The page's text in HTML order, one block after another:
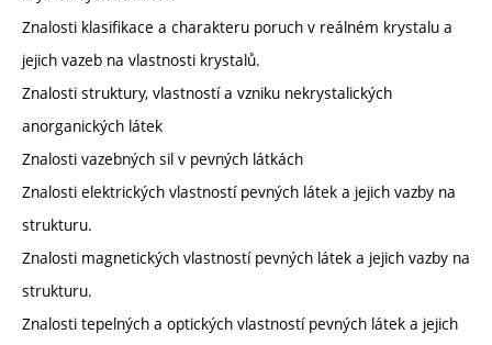
Znalosti klasifikace a charakteru poruch v reálném krystalu a
jejich vazeb na vlastnosti krystalů.
Znalosti struktury, vlastností a vzniku nekrystalických
anorganických látek
Znalosti vazebných sil v pevných látkách
Znalosti elektrických vlastností pevných látek a jejich vazby na
strukturu.
Znalosti magnetických vlastností pevných látek a jejich vazby na
strukturu.
Znalosti tepelných a optických vlastností pevných látek a jejich